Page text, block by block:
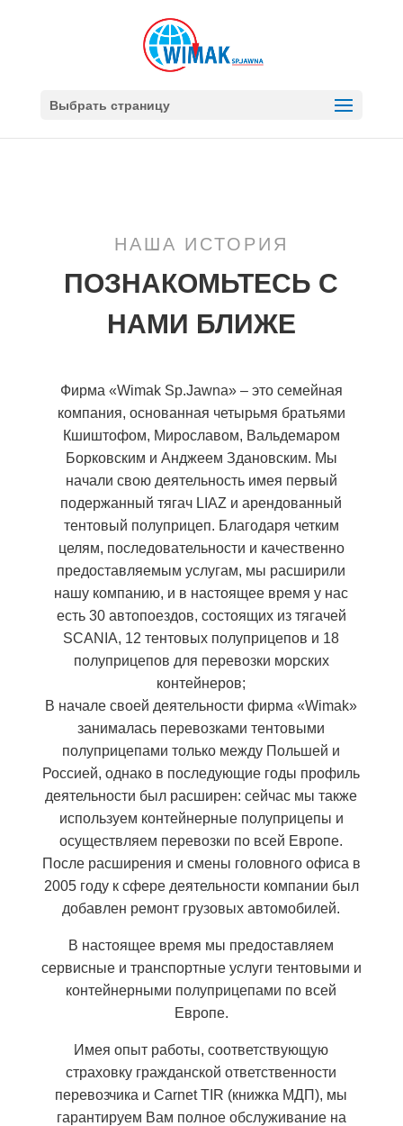
Выбрать страницу
НАША ИСТОРИЯ
ПОЗНАКОМЬТЕСЬ С
НАМИ БЛИЖЕ
Фирма «Wimak Sp.Jawna» – это семейная
компания, основанная четырьмя братьями
Кшиштофом, Мирославом, Вальдемаром
Борковским и Анджеем Здановским. Мы
начали свою деятельность имея первый
подержанный тягач LIAZ и арендованный
тентовый полуприцеп. Благодаря четким
целям, последовательности и качественно
предоставляемым услугам, мы расширили
нашу компанию, и в настоящее время у нас
есть 30 автопоездов, состоящих из тягачей
SCANIA, 12 тентовых полуприцепов и 18
полуприцепов для перевозки морских
контейнеров;
В начале своей деятельности фирма «Wimak»
занималась перевозками тентовыми
полуприцепами только между Польшей и
Россией, однако в последующие годы профиль
деятельности был расширен: сейчас мы также
используем контейнерные полуприцепы и
осуществляем перевозки по всей Европе.
После расширения и смены головного офиса в
2005 году к сфере деятельности компании был
добавлен ремонт грузовых автомобилей.
В настоящее время мы предоставляем
сервисные и транспортные услуги тентовыми и
контейнерными полуприцепами по всей
Европе.
Имея опыт работы, соответствующую
страховку гражданской ответственности
перевозчика и Carnet TIR (книжка МДП), мы
гарантируем Вам полное обслуживание на